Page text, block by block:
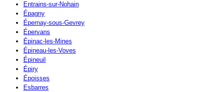
Entrains-sur-Nohain
Épagny
Épernay-sous-Gevrey
Épervans
Épinac-les-Mines
Épineau-les-Voves
Épineuil
Épiry
Époisses
Esbarres